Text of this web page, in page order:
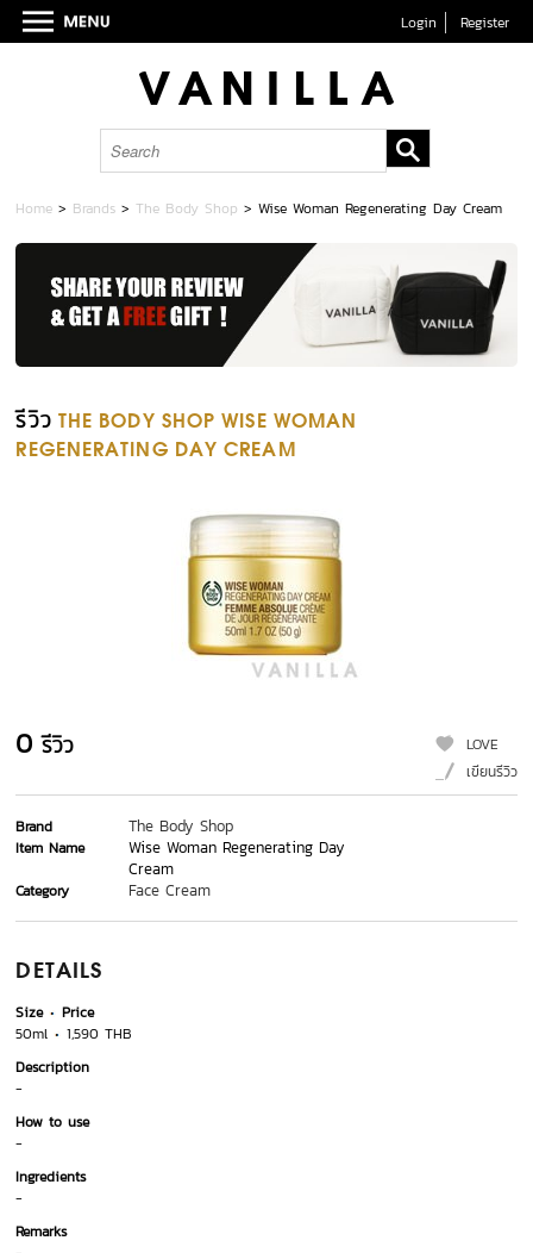
Login Register
Home > Brands >The Body Shop >Wise Woman Regenerating Day Cream
รีวิว THE BODY SHOP WISE WOMAN
REGENERATING DAY CREAM
0 รีวิว
LOVE
เขียนรีวิว
Brand The Body Shop
Item Name
Wise Woman Regenerating Day
Cream
Category Face Cream
DETAILS
Size
Price
50ml
1,590 THB
Description
-
How to use
-
Ingredients
-
Remarks